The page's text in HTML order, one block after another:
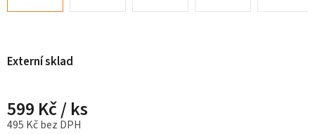
Externí sklad
599 Kč/ ks
495 Kč bez DPH